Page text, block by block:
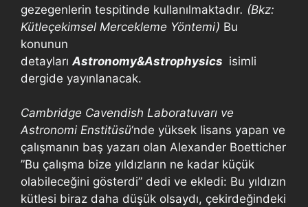
gezegenlerin tespitinde kullanılmaktadır. (Bkz:
Kütleçekimsel Mercekleme Yöntemi) Bu
konunun
detayları Astronomy&Astrophysics isimli
dergide yayınlanacak.
Cambridge Cavendish Laboratuvarı ve
Astronomi Enstitüsü‘nde yüksek lisans yapan ve
çalışmanın baş yazarı olan Alexander Boetticher
”Bu çalışma bize yıldızların ne kadar küçük
olabileceğini gösterdi” dedi ve ekledi: Bu yıldızın
kütlesi biraz daha düşük olsaydı, çekirdeğindeki